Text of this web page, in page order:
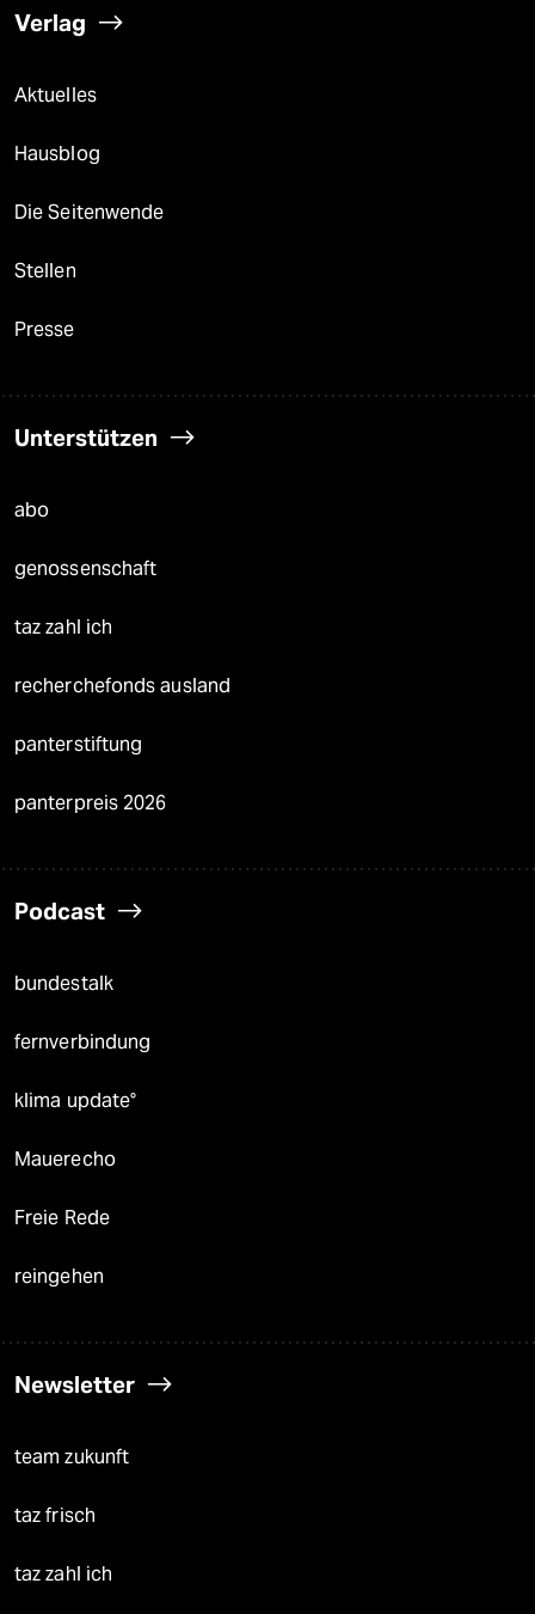
Verlag
Aktuelles
Hausblog
Die Seitenwende
Stellen
Presse
Unterstützen
abo
genossenschaft
taz zahl ich
recherchefonds ausland
panterstiftung
panterpreis 2026
Podcast
bundestalk
fernverbindung
klima update°
Mauerecho
Freie Rede
reingehen
Newsletter
team zukunft
taz frisch
taz zahl ich